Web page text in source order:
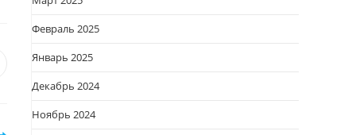
новом
Февраль 2025
Январь 2025
Декабрь 2024
Ноябрь 2024